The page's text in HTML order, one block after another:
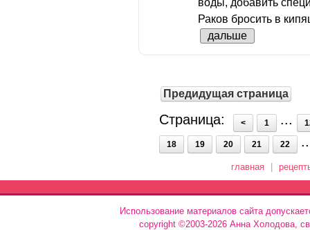
воды, добавить
Раков бросить в
дальше
Предидущая страница
Страница: < 1 ...
18 19 20 21 22
главная
Использование материалов сайта
copyright ©2003-2026 Анна Холодова,